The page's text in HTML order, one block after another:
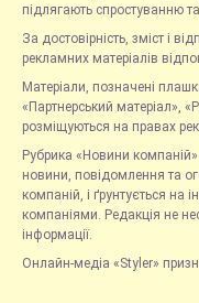
підлягають спростуванню
За достовірність, зміст і
рекламних матеріалів
Матеріали, позначені
«Партнерський матеріал»,
розміщуються на правах
Рубрика «Новини
новини, повідомлення та
компаній, і ґрунтується на
компаніями. Редакція не
інформації.
Онлайн-медіа «Styler»